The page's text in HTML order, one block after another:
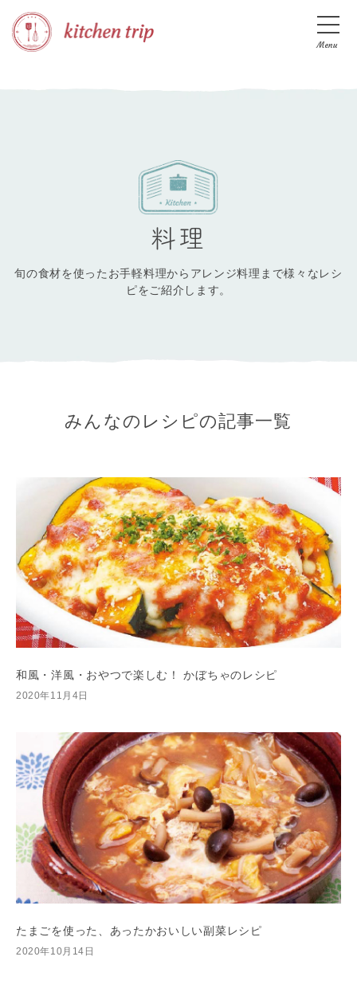
Menu
料理
旬の食材を使ったお手軽料理からアレンジ料理まで様々なレシ
ピをご紹介します。
みんなのレシピの記事一覧
和風・洋風・おやつで楽しむ！ かぼちゃのレシピ
2020年11月4日
たまごを使った、あったかおいしい副菜レシピ
2020年10月14日